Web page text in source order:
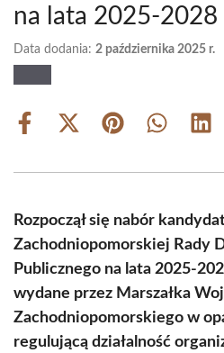
na lata 2025-2028
Data dodania: 2 października 2025 r.
Share
Share
(Twitter)
Share Share
Rozpoczął się nabór
Zachodniopomorskiej Rady
Publicznego na lata 2025-
wydane przez Marszałka
Zachodniopomorskiego w
regulującą działalność